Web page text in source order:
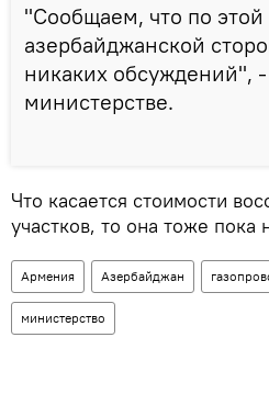
"Сообщаем, что по этой
азербайджанской
никаких обсуждений",
министерстве.
Что касается стоимости
участков, то она тоже пока
Армения Азербайджан
министерство